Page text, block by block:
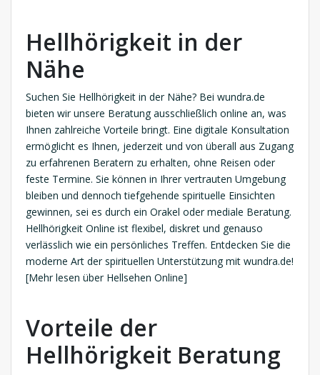
Hellhörigkeit in der
Nähe
Suchen Sie Hellhörigkeit in der Nähe? Bei wundra.de
bieten wir unsere Beratung ausschließlich online an, was
Ihnen zahlreiche Vorteile bringt. Eine digitale Konsultation
ermöglicht es Ihnen, jederzeit und von überall aus Zugang
zu erfahrenen Beratern zu erhalten, ohne Reisen oder
feste Termine. Sie können in Ihrer vertrauten Umgebung
bleiben und dennoch tiefgehende spirituelle Einsichten
gewinnen, sei es durch ein Orakel oder mediale Beratung.
Hellhörigkeit Online ist flexibel, diskret und genauso
verlässlich wie ein persönliches Treffen. Entdecken Sie die
moderne Art der spirituellen Unterstützung mit wundra.de!
[Mehr lesen über Hellsehen Online]
Vorteile der
Hellhörigkeit Beratung